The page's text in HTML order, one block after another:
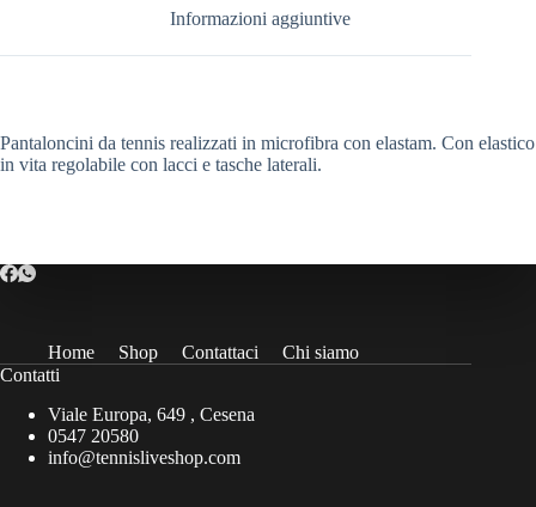
Informazioni aggiuntive
Pantaloncini da tennis realizzati in microfibra con elastam. Con elastico
in vita regolabile con lacci e tasche laterali.
Home Shop Contattaci
Chi siamo
Contatti
Viale Europa, 649 , Cesena
0547 20580
info@tennisliveshop.com